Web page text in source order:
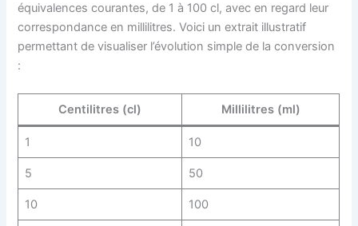
équivalences courantes, de 1 à 100 cl, avec en regard leur
correspondance en millilitres. Voici un extrait illustratif
permettant de visualiser l’évolution simple de la conversion
:
Centilitres (cl) Millilitres (ml)
1 10
5 50
10 100